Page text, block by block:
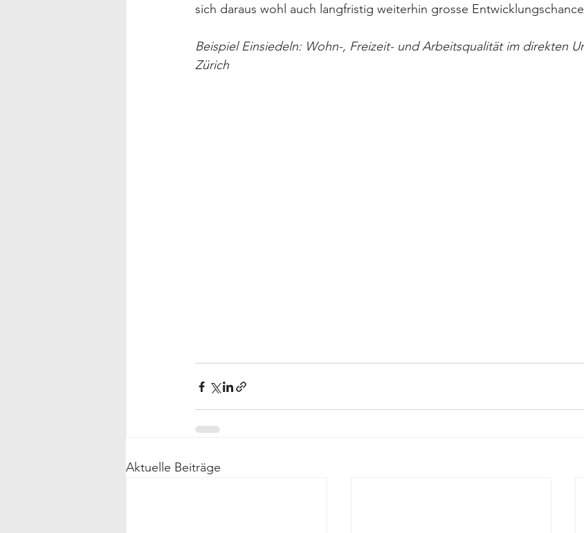
sich daraus wohl auch langfristig weiterhin grosse
Beispiel Einsiedeln: Wohn-, Freizeit- und Arbeitsqualität im direkten
Zürich
Aktuelle Beiträge